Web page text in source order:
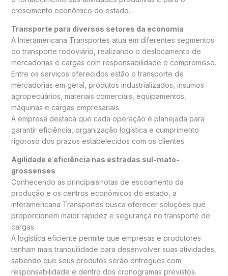
crescimento econômico do estado.
Transporte para diversos setores da economia
A Interamericana Transportes atua em diferentes segmentos
do transporte rodoviário, realizando o deslocamento de
mercadorias e cargas com responsabilidade e compromisso.
Entre os serviços oferecidos estão o transporte de
mercadorias em geral, produtos industrializados, insumos
agropecuários, materiais comerciais, equipamentos,
máquinas e cargas empresariais.
A empresa destaca que cada operação é planejada para
garantir eficiência, organização logística e cumprimento
rigoroso dos prazos estabelecidos com os clientes.
Agilidade e eficiência nas estradas sul-mato-
grossenses
Conhecendo as principais rotas de escoamento da
produção e os centros econômicos do estado, a
Interamericana Transportes busca oferecer soluções que
proporcionem maior rapidez e segurança no transporte de
cargas.
A logística eficiente permite que empresas e produtores
tenham mais tranquilidade para desenvolver suas atividades,
sabendo que seus produtos serão entregues com
responsabilidade e dentro dos cronogramas previstos.